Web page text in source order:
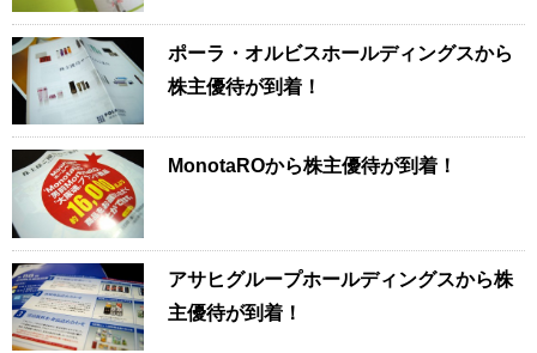
ポーラ・オルビスホールディングスから
株主優待が到着！
MonotaROから株主優待が到着！
アサヒグループホールディングスから株
主優待が到着！